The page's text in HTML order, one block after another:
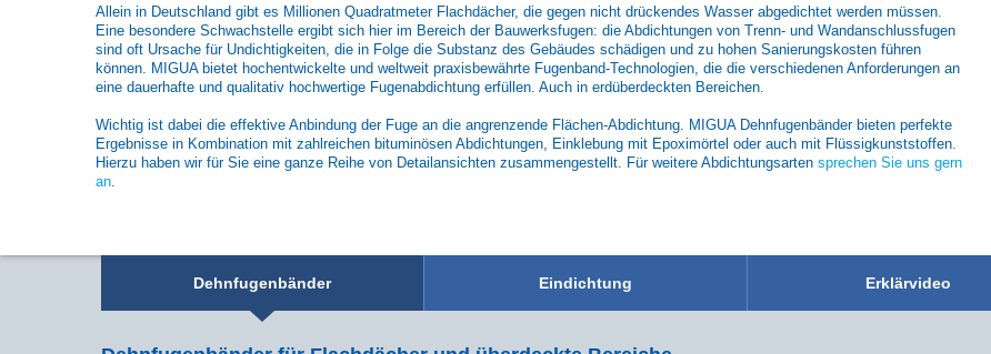
Allein in Deutschland gibt es Millionen Quadratmeter Flachdächer, die gegen nicht drückendes Wasser abgedichtet werden müssen.
Eine besondere Schwachstelle ergibt sich hier im Bereich der Bauwerksfugen: die Abdichtungen von Trenn- und Wandanschlussfugen
sind oft Ursache für Undichtigkeiten, die in Folge die Substanz des Gebäudes schädigen und zu hohen Sanierungskosten führen
können. MIGUA bietet hochentwickelte und weltweit praxisbewährte Fugenband-Technologien, die die verschiedenen Anforderungen an
eine dauerhafte und qualitativ hochwertige Fugenabdichtung erfüllen. Auch in erdüberdeckten Bereichen.
Wichtig ist dabei die effektive Anbindung der Fuge an die angrenzende Flächen-Abdichtung. MIGUA Dehnfugenbänder bieten perfekte
Ergebnisse in Kombination mit zahlreichen bituminösen Abdichtungen, Einklebung mit Epoximörtel oder auch mit Flüssigkunststoffen.
Hierzu haben wir für Sie eine ganze Reihe von Detailansichten zusammengestellt. Für weitere Abdichtungsarten sprechen Sie uns gern
an.
Dehnfugenbänder Eindichtung Erklärvideo